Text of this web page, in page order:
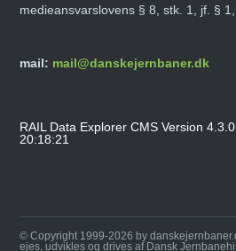
medieansvarslovens § 8, stk. 1, jf. §
mail: mail@danskejernbaner.dk
RAIL Data Explorer CMS Version
20:18:21
© Copyright 1999-2026 by
ejes, udvikles og drives af Dansk